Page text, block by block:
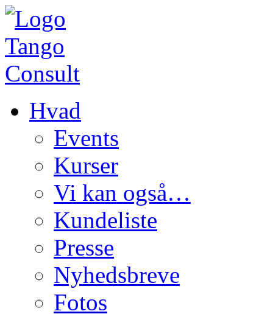
Hvad
Events
Kurser
Vi kan også…
Kundeliste
Presse
Nyhedsbreve
Fotos